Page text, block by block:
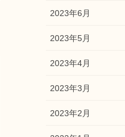
2023年6月
2023年5月
2023年4月
2023年3月
2023年2月